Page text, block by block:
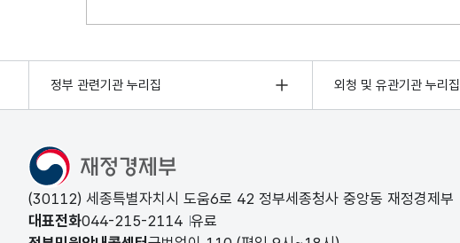
정부 관련기관 누리집 외청 및 유관기관 누리집
(30112) 세종특별자치시 도움6로 42 정부세종청사 중앙동 재정경제부
대표전화044-215-2114 유료